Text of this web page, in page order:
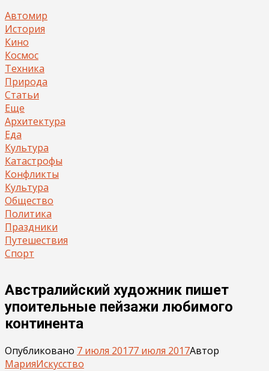
Автомир
История
Кино
Космос
Техника
Природа
Статьи
Еще
Архитектура
Еда
Культура
Катастрофы
Конфликты
Культура
Общество
Политика
Праздники
Путешествия
Спорт
Австралийский художник пишет
упоительные пейзажи любимого
континента
Опубликовано 7 июля 20177 июля 2017Автор
МарияИскусство